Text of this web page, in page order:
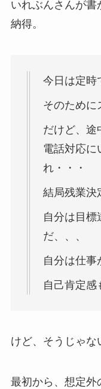
いれぶんさんが書
納得。
今日は定時
そのために
だけど、途
電話対応に
れ・・・
結局残業決
自分は目標
だ、、、
自分は仕事
自己肯定感
けど、そうじゃな
最初から、想定外